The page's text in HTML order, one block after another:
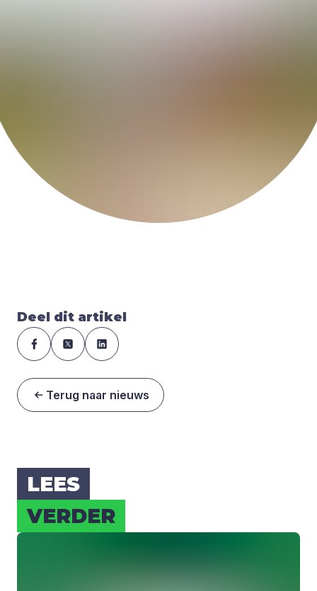
Deel dit artikel
Terug naar nieuws
LEES
VER­DER